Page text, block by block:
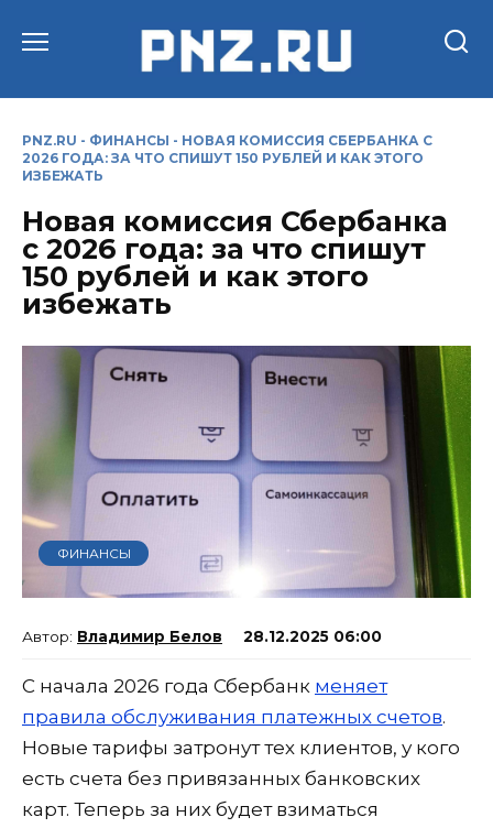
PNZ.RU - ФИНАНСЫ - НОВАЯ КОМИССИЯ СБЕРБАНКА С
2026 ГОДА: ЗА ЧТО СПИШУТ 150 РУБЛЕЙ И КАК ЭТОГО
ИЗБЕЖАТЬ
Новая комиссия Сбербанка
с 2026 года: за что спишут
150 рублей и как этого
избежать
ФИНАНСЫ
Владимир Белов 28.12.2025 06:00
С начала 2026 года Сбербанк меняет
правила обслуживания платежных счетов.
Новые тарифы затронут тех клиентов, у кого
есть счета без привязанных банковских
карт. Теперь за них будет взиматься